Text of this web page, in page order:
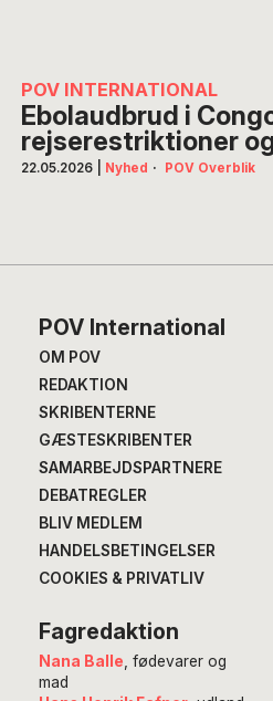
POV INTERNATIONAL
Ebolaudbrud i
rejserestriktioner
22.05.2026 Nyhed · POV Overblik
POV International
OM POV
REDAKTION
SKRIBENTERNE
GÆSTESKRIBENTER
SAMARBEJDSPARTNERE
DEBATREGLER
BLIV MEDLEM
HANDELSBETINGELSER
COOKIES & PRIVATLIV
Fagredaktion
Nana Balle, fødevarer og
mad